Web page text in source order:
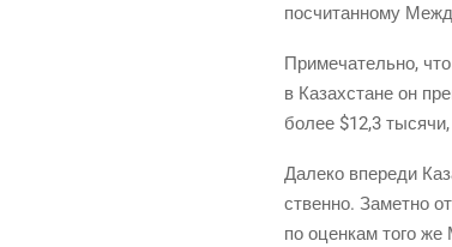
посчи­тан­но­му
При­ме­ча­тель­но,
в Казах­стане он
более $12,3
Дале­ко впе­ре­ди
ствен­но. Замет­но
по оцен­кам того